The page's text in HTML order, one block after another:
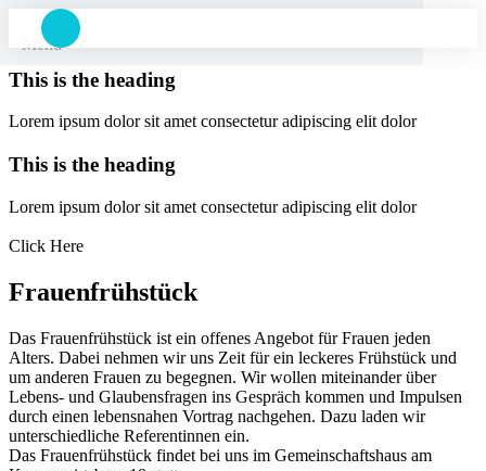
This is the heading
Lorem ipsum dolor sit amet consectetur adipiscing elit dolor
This is the heading
Lorem ipsum dolor sit amet consectetur adipiscing elit dolor
Click Here
Frauenfrühstück
Das Frauenfrühstück ist ein offenes Angebot für Frauen jeden
Alters. Dabei nehmen wir uns Zeit für ein leckeres Frühstück und
um anderen Frauen zu begegnen. Wir wollen miteinander über
Lebens- und Glaubensfragen ins Gespräch kommen und Impulsen
durch einen lebensnahen Vortrag nachgehen. Dazu laden wir
unterschiedliche Referentinnen ein.
Das Frauenfrühstück findet bei uns im Gemeinschaftshaus am
Menu